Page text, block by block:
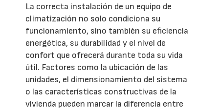
La correcta instalación de un equipo de
climatización no solo condiciona su
funcionamiento, sino también su eficiencia
energética, su durabilidad y el nivel de
confort que ofrecerá durante toda su vida
útil. Factores como la ubicación de las
unidades, el dimensionamiento del sistema
o las características constructivas de la
vivienda pueden marcar la diferencia entre